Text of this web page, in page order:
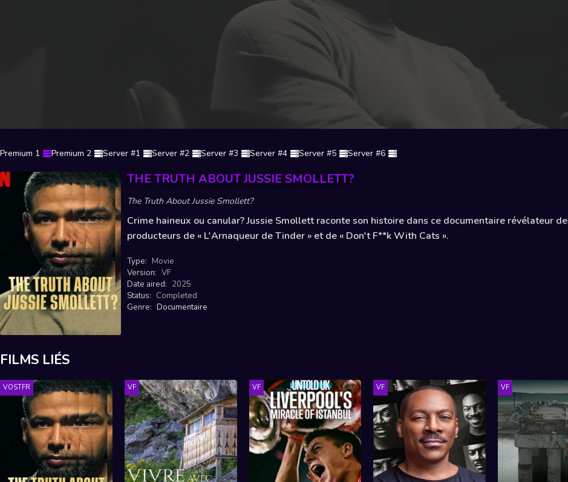
Premium 1 Premium 2 Server #1 Server #2 Server #3 Server #4 Server #5 Server #6
THE TRUTH ABOUT JUSSIE SMOLLETT?
The Truth About Jussie Smollett?
Crime haineux ou canular? Jussie Smollett raconte son histoire dans ce documentaire révélateur
producteurs de « L'Arnaqueur de Tinder » et de « Don't F**k With Cats ».
Type: Movie
Version: VF
Date aired: 2025
Status: Completed
Genre: Documentaire
FILMS LIÉS
VOSTFR VF VF VF VF